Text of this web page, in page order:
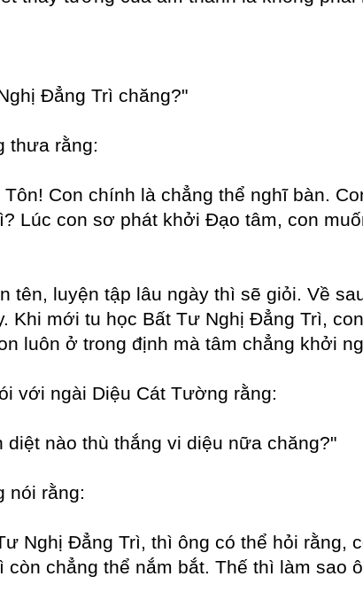
Đẳng Trì chăng?"
thưa rằng:
Con chính là chẳng thể nghĩ bàn.
Lúc con sơ phát khởi Đạo tâm, con
tên, luyện tập lâu ngày thì sẽ giỏi. Về
Khi mới tu học Bất Tư Nghị Đẳng Trì,
luôn ở trong định mà tâm chẳng khởi
với ngài Diệu Cát Tường rằng:
diệt nào thù thắng vi diệu nữa chăng?"
nói rằng:
Nghị Đẳng Trì, thì ông có thể hỏi
còn chẳng thể nắm bắt. Thế thì làm sao